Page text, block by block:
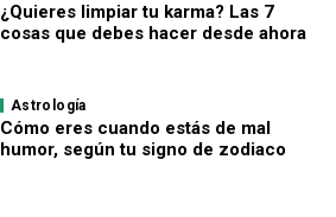
¿Quieres limpiar tu karma? Las 7
cosas que debes hacer desde ahora
Astrología
Cómo eres cuando estás de mal
humor, según tu signo de zodiaco